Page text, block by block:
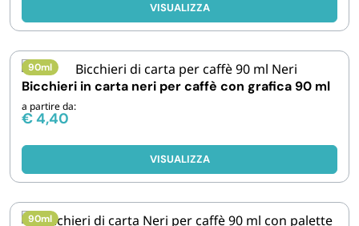
VISUALIZZA
90ml
Bicchieri in carta neri per caffè con grafica 90 ml
a partire da:
€4,40
VISUALIZZA
90ml